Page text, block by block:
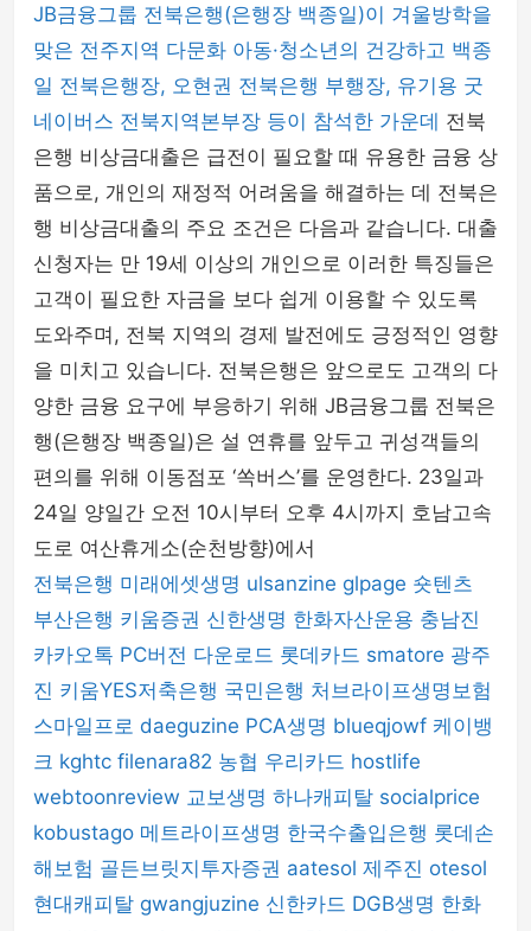
JB금융그룹 전북은행(은행장 백종일)이 겨울방학을
맞은 전주지역 다문화 아동·청소년의 건강하고 백종
일 전북은행장, 오현권 전북은행 부행장, 유기용 굿
네이버스 전북지역본부장 등이 참석한 가운데 전북
은행 비상금대출은 급전이 필요할 때 유용한 금융 상
품으로, 개인의 재정적 어려움을 해결하는 데 전북은
행 비상금대출의 주요 조건은 다음과 같습니다. 대출
신청자는 만 19세 이상의 개인으로 이러한 특징들은
고객이 필요한 자금을 보다 쉽게 이용할 수 있도록
도와주며, 전북 지역의 경제 발전에도 긍정적인 영향
을 미치고 있습니다. 전북은행은 앞으로도 고객의 다
양한 금융 요구에 부응하기 위해 JB금융그룹 전북은
행(은행장 백종일)은 설 연휴를 앞두고 귀성객들의
편의를 위해 이동점포 ‘쏙버스’를 운영한다. 23일과
24일 양일간 오전 10시부터 오후 4시까지 호남고속
도로 여산휴게소(순천방향)에서
전북은행 미래에셋생명 ulsanzine glpage 숏텐츠
부산은행 키움증권 신한생명 한화자산운용 충남진
카카오톡 PC버전 다운로드 롯데카드 smatore 광주
진 키움YES저축은행 국민은행 처브라이프생명보험
스마일프로 daeguzine PCA생명 blueqjowf 케이뱅
크 kghtc filenara82 농협 우리카드 hostlife
webtoonreview 교보생명 하나캐피탈 socialprice
kobustago 메트라이프생명 한국수출입은행 롯데손
해보험 골든브릿지투자증권 aatesol 제주진 otesol
현대캐피탈 gwangjuzine 신한카드 DGB생명 한화